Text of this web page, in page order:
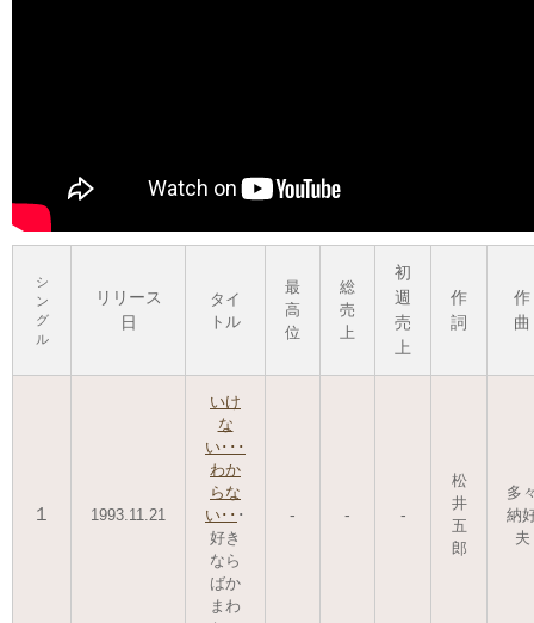
シ
ン
グ
ル
リリース
日
タイ
トル
最
高
位
総
売
上
初
週
売
上
作
詞
作
曲
１ 1993.11.21
いけ
な
い･･･
わか
らな
い･･ ･
好き
なら
ばか
まわ
- - -
松
井
五
郎
多
納
夫